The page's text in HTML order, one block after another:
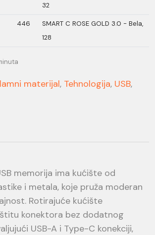
32
446
SMART C ROSE GOLD 3.0 - Bela,
128
materijal, Tehnologija, USB,
memorija ima kućište od
i metala, koje pruža moderan
Rotirajuće kućište
konektora bez dodatnog
USB-A i Type-C konekciji,